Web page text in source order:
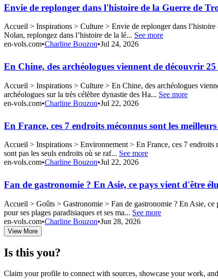
Envie de replonger dans l'histoire de la Guerre de
Accueil > Inspirations > Culture > Envie de replonger dans
Nolan, replongez dans l’histoire de la lé... See more
en-vols.com•Charline Bouzon•Jul 24, 2026
En Chine, des archéologues viennent de découvrir
Accueil > Inspirations > Culture > En Chine, des archéologues
archéologues sur la très célèbre dynastie des Ha... See more
en-vols.com•Charline Bouzon•Jul 22, 2026
En France, ces 7 endroits méconnus sont les
Accueil > Inspirations > Environnement > En France, ces 7 endroits
sont pas les seuls endroits où se raf... See more
en-vols.com•Charline Bouzon•Jul 22, 2026
Fan de gastronomie ? En Asie, ce pays vient d'être
Accueil > Goûts > Gastronomie > Fan de gastronomie ? En Asie,
pour ses plages paradisiaques et ses ma... See more
en-vols.com•Charline Bouzon•Jun 28, 2026
View More
Is this you?
Claim your profile to connect with sources, showcase your work,